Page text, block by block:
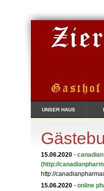
UNSER HAUS
15.06.2020 -
(http://
http://
15.06.2020 - online